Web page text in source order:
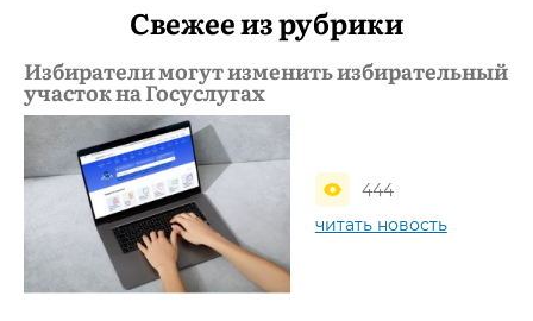
Свежее из рубрики
Избиратели могут изменить избирательный
участок на Госуслугах
444
читать новость